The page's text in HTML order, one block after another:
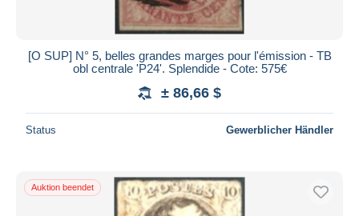
[O SUP] N° 5, belles grandes marges pour l'émission - TB
obl centrale 'P24'. Splendide - Cote: 575€
± 86,66 $
Status Gewerblicher Händler
Auktion beendet